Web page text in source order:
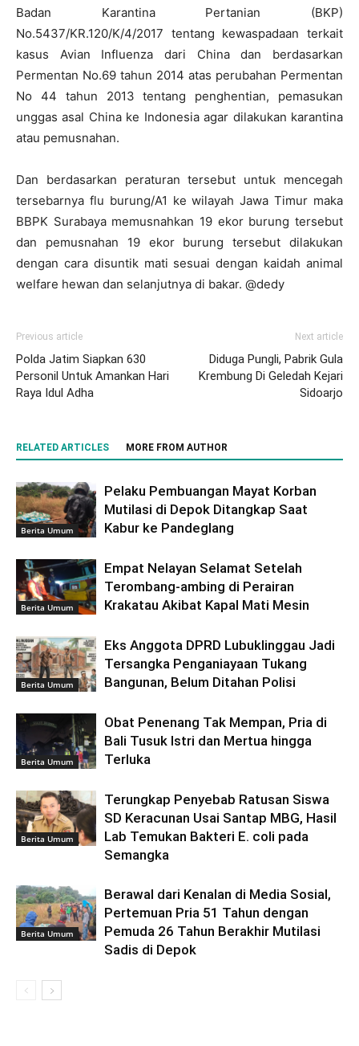
Badan Karantina Pertanian (BKP)
No.5437/KR.120/K/4/2017 tentang kewaspadaan terkait
kasus Avian Influenza dari China dan berdasarkan
Permentan No.69 tahun 2014 atas perubahan Permentan
No 44 tahun 2013 tentang penghentian, pemasukan
unggas asal China ke Indonesia agar dilakukan karantina
atau pemusnahan.
Dan berdasarkan peraturan tersebut untuk mencegah
tersebarnya flu burung/A1 ke wilayah Jawa Timur maka
BBPK Surabaya memusnahkan 19 ekor burung tersebut
dan pemusnahan 19 ekor burung tersebut dilakukan
dengan cara disuntik mati sesuai dengan kaidah animal
welfare hewan dan selanjutnya di bakar. @dedy
Previous article
Polda Jatim Siapkan 630
Personil Untuk Amankan Hari
Raya Idul Adha
Next article
Diduga Pungli, Pabrik Gula
Krembung Di Geledah Kejari
Sidoarjo
RELATED ARTICLES MORE FROM AUTHOR
Berita Umum
Pelaku Pembuangan Mayat Korban
Mutilasi di Depok Ditangkap Saat
Kabur ke Pandeglang
Berita Umum
Empat Nelayan Selamat Setelah
Terombang-ambing di Perairan
Krakatau Akibat Kapal Mati Mesin
Berita Umum
Eks Anggota DPRD Lubuklinggau Jadi
Tersangka Penganiayaan Tukang
Bangunan, Belum Ditahan Polisi
Berita Umum
Obat Penenang Tak Mempan, Pria di
Bali Tusuk Istri dan Mertua hingga
Terluka
Berita Umum
Terungkap Penyebab Ratusan Siswa
SD Keracunan Usai Santap MBG, Hasil
Lab Temukan Bakteri E. coli pada
Semangka
Berita Umum
Berawal dari Kenalan di Media Sosial,
Pertemuan Pria 51 Tahun dengan
Pemuda 26 Tahun Berakhir Mutilasi
Sadis di Depok